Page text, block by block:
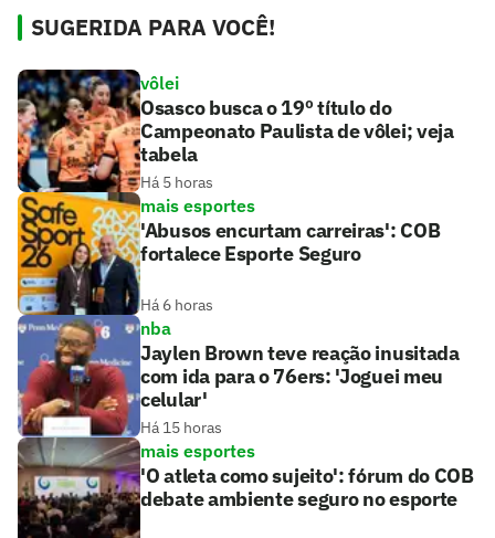
SUGERIDA PARA VOCÊ!
vôlei
Osasco busca o 19º título do
Campeonato Paulista de vôlei; veja
tabela
Há 5 horas
mais esportes
'Abusos encurtam carreiras': COB
fortalece Esporte Seguro
Há 6 horas
nba
Jaylen Brown teve reação inusitada
com ida para o 76ers: 'Joguei meu
celular'
Há 15 horas
mais esportes
'O atleta como sujeito': fórum do COB
debate ambiente seguro no esporte